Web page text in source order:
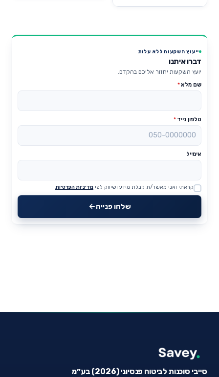
ייעוץ השקעות ללא עלות
דברו איתנו
יועץ השקעות יחזור אליכם בהקדם.
שם מלא*
טלפון נייד *
אימייל
Website
קראתי ואני מאשר/ת קבלת מידע ושיווק לפי מדיניות הפרטיות
שלחו פנייה
סייבי סוכנות לביטוח פנסיוני (2026) בע״מ